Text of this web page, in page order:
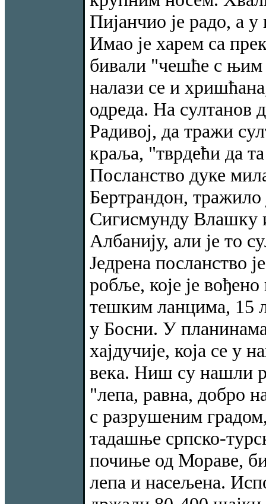
Пијанчио је радо, а
Имао је харем са
бивали "чешће с њим
налази се и
одреда. На султанов
Радивој, да тражи
краља, "тврдећи да
Посланство дуке
Бертрандон, тражило
Сигисмунду Влашку
Албанију, али је то
Једрена посланство
робље, које је
тешким ланцима, 15
у Босни. У
хајдучије, која се у
века. Ниш су нашли
"лепа, равна, добро
с разрушеним
тадашње српско-
почиње од Мораве,
лепа и насељена.